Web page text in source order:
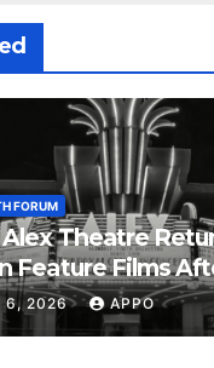
FORUM
Theatre
Feature Films
6, 2026 APPO